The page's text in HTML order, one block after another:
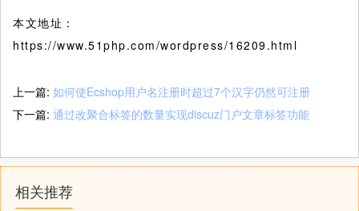
本文地址：
https://www.51php.com/wordpress/16209.html
上一篇: 如何使Ecshop用户名注册时超过7个汉字仍然可注册
下一篇: 通过改聚合标签的数量实现discuz门户文章标签功能
相关推荐